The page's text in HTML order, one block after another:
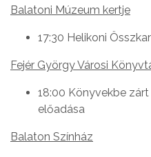
Balatoni Múzeum kertje
17:30 Helikoni
Fejér György Városi
18:00 Könyvekbe
előadása
Balaton Színház